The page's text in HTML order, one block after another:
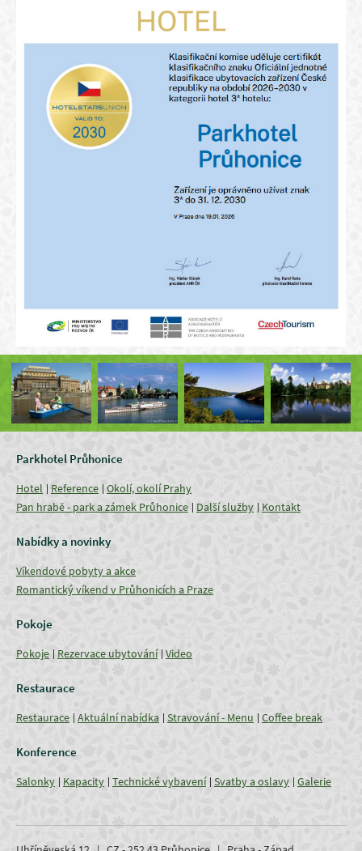
Parkhotel Průhonice
Hotel Reference Okolí, okolí Prahy
Pan hrabě - park a zámek Průhonice
Další služby Kontakt
Nabídky a novinky
Víkendové pobyty a akce
Romantický víkend v Průhonicích a Praze
Pokoje
Pokoje Rezervace ubytování Video
Restaurace
Restaurace Aktuální nabídka Stravování - Menu Coffee break
Konference
Salonky Kapacity Technické vybavení Svatby a oslavy Galerie